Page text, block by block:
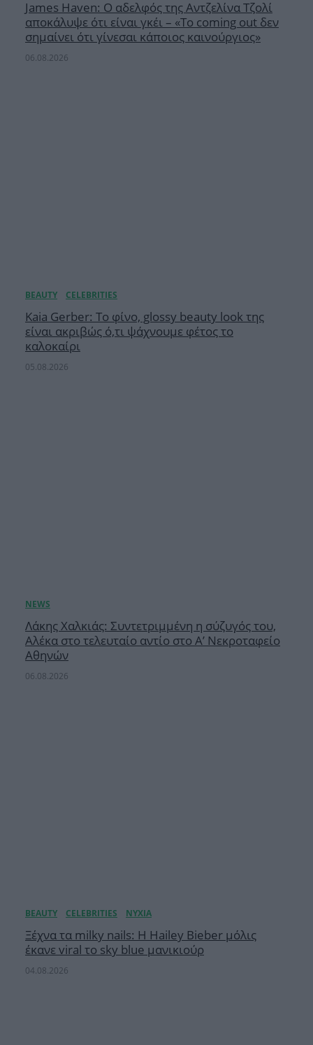
James Haven: Ο αδελφός της Αντζελίνα Τζολί
αποκάλυψε ότι είναι γκέι – «Το coming out δεν
σημαίνει ότι γίνεσαι κάποιος καινούργιος»
06.08.2026
Κaia Gerber: Το φίνο, glossy beauty look της
είναι ακριβώς ό,τι ψάχνουμε φέτος το
καλοκαίρι
05.08.2026
Λάκης Χαλκιάς: Συντετριμμένη η σύζυγός του,
Αλέκα στο τελευταίο αντίο στο Α’ Νεκροταφείο
Αθηνών
06.08.2026
Ξέχνα τα milky nails: Η Hailey Bieber μόλις
έκανε viral το sky blue μανικιούρ
04.08.2026